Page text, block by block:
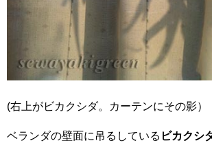
(右上がビカクシダ。カーテンにその影）
ベランダの壁面に吊るしている ビカクシ